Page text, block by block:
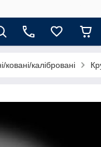
ковані/калібровані